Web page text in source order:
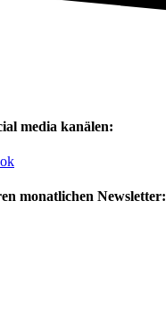
media kanälen:
monatlichen Newsletter: